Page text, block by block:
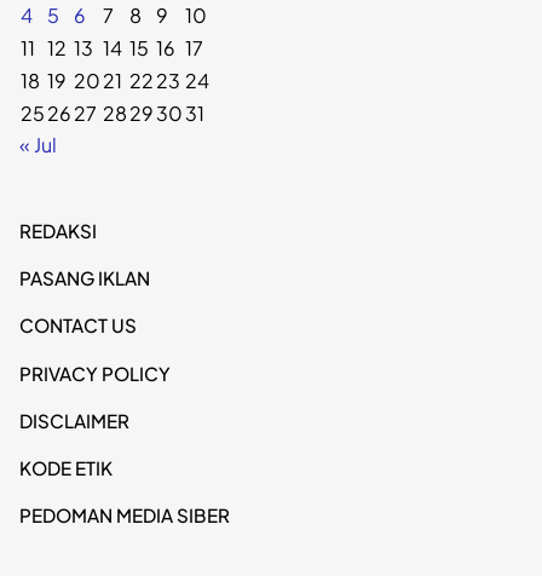
4
5 6 7 8 9
10
11 12 13 14 15 16 17
18 19 2021 2223 24
252627 28293031
« Jul
REDAKSI
PASANG IKLAN
CONTACT US
PRIVACY POLICY
DISCLAIMER
KODE ETIK
PEDOMAN MEDIA SIBER